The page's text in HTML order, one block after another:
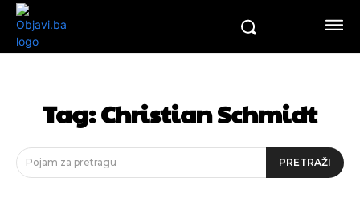
Tag:Christian Schmidt
Pojam za pretragu PRETRAŽI